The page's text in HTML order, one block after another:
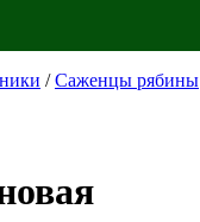
/Саженцы рябины